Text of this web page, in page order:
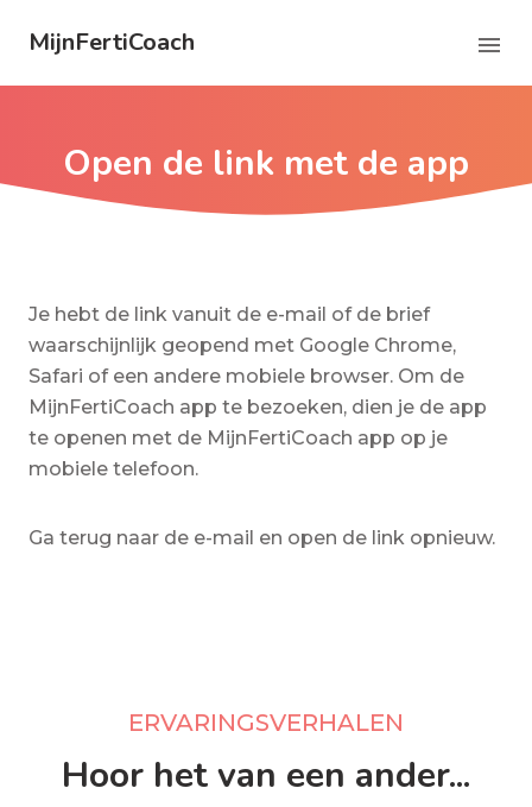
MijnFertiCoach
Open de link met de app
Je hebt de link vanuit de e-mail of de brief
waarschijnlijk geopend met Google Chrome,
Safari of een andere mobiele browser. Om de
MijnFertiCoach app te bezoeken, dien je de app
te openen met de MijnFertiCoach app op je
mobiele telefoon.
Ga terug naar de e-mail en open de link opnieuw.
ERVARINGSVERHALEN
Hoor het van een ander...